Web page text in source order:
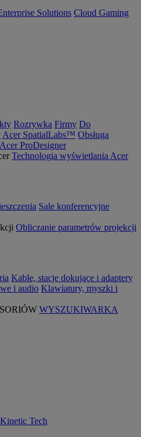
Solutions Cloud Gaming
Rozrywka Firmy Do
Acer SpatialLabs™ Obsługa
Acer ProDesigner
Technologia wyświetlania Acer
Sale konferencyjne
Obliczanie parametrów projekcji
Kable, stacje dokujące i adaptery
i audio Klawiatury, myszki i
WYSZUKIWARKA
Kinetic Tech